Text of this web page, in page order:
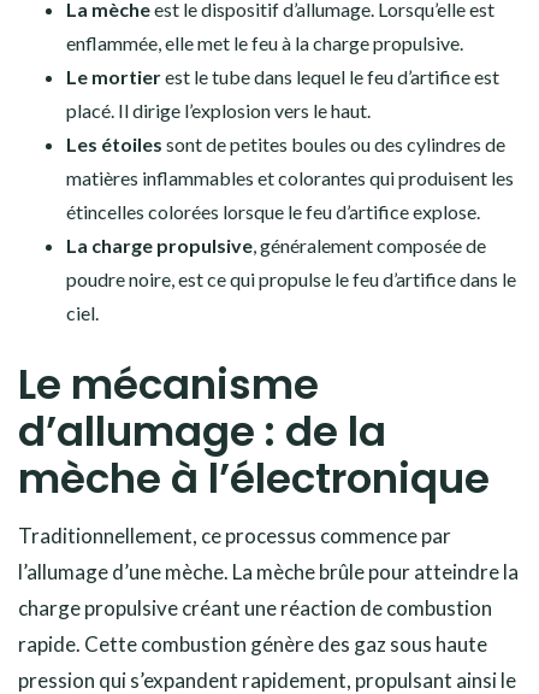
La mècheest le dispositif d’allumage. Lorsqu’elle est
enflammée, elle met le feu à la charge propulsive.
Le mortierest le tube dans lequel le feu d’artifice est
placé. Il dirige l’explosion vers le haut.
Les étoiles sont de petites boules ou des cylindres de
matières inflammables et colorantes qui produisent les
étincelles colorées lorsque le feu d’artifice explose.
La charge propulsive , généralement composée de
poudre noire, est ce qui propulse le feu d’artifice dans le
ciel.
Le mécanisme
d’allumage : de la
mèche à l’électronique
Traditionnellement, ce processus commence par
l’allumage d’une mèche. La mèche brûle pour atteindre la
charge propulsive créant une réaction de combustion
rapide. Cette combustion génère des gaz sous haute
pression qui s’expandent rapidement, propulsant ainsi le